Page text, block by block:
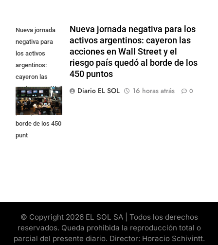
Nueva jornada
negativa para
los activos
argentinos:
cayeron las
acciones en Wall
Street y el riesgo
país quedó al
borde de los 450
punt
Nueva jornada negativa para los
activos argentinos: cayeron las
acciones en Wall Street y el
riesgo país quedó al borde de los
450 puntos
Diario EL SOL
16 horas atrás 0
© Copyright 2026 EL SOL SA | Todos los derechos
reservados. Queda prohibida la reproducción total o
parcial del presente diario. Director: Horacio Schivintt.